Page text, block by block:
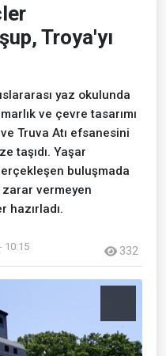
Troya'yı
yaz okulunda
ve çevre tasarımı
Truva Atı efsanesini
taşıdı. Yaşar
buluşmada
vermeyen
hazırladı.
10:15 332